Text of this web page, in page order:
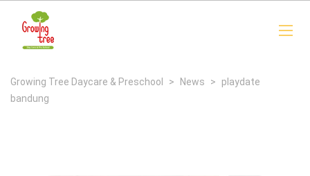
Growing Tree Daycare & Preschool > News >
playdate
bandung